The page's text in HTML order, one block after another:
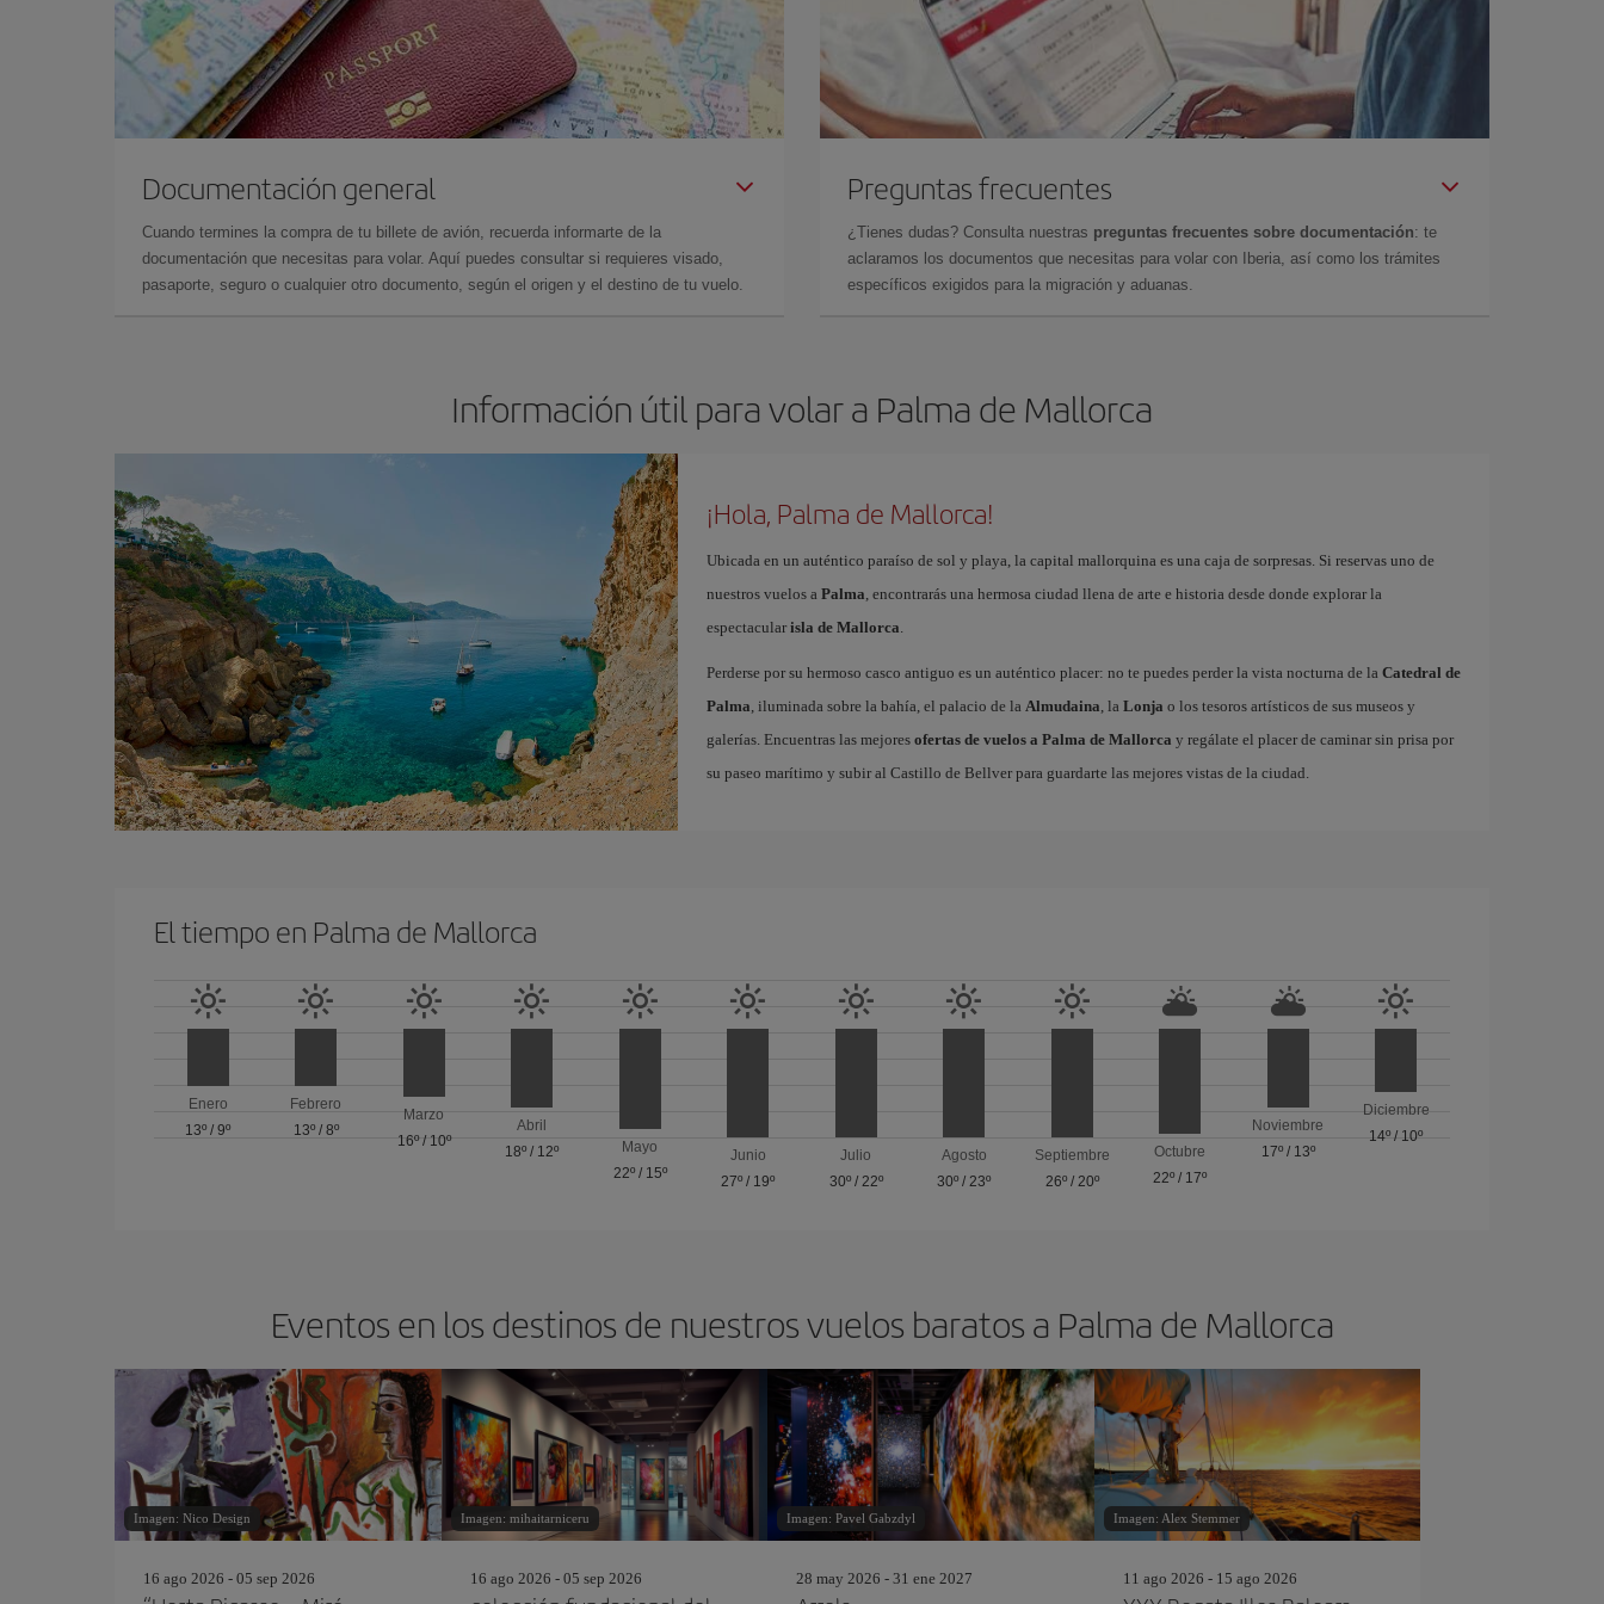
Documentación general
Cuando termines la compra de tu billete de avión, recuerda informarte de la
documentación que necesitas para volar. Aquí puedes consultar si requieres visado,
pasaporte, seguro o cualquier otro documento, según el origen y el destino de tu vuelo.
Preguntas frecuentes
¿Tienes dudas? Consulta nuestras preguntas frecuentes sobre documentación: te
aclaramos los documentos que necesitas para volar con Iberia, así como los trámites
específicos exigidos para la migración y aduanas.
Información útil para volar a Palma de Mallorca
¡Hola, Palma de Mallorca!
Ubicada en un auténtico paraíso de sol y playa, la capital mallorquina es una caja de sorpresas. Si reservas uno de
nuestros vuelos a Palma, encontrarás una hermosa ciudad llena de arte e historia desde donde explorar la
espectacular isla de Mallorca.
Perderse por su hermoso casco antiguo es un auténtico placer: no te puedes perder la vista nocturna de la Catedral de
Palma, iluminada sobre la bahía, el palacio de la Almudaina, la Lonja o los tesoros artísticos de sus museos y
galerías. Encuentras las mejores ofertas de vuelos a Palma de Mallorca y regálate el placer de caminar sin prisa por
su paseo marítimo y subir al Castillo de Bellver para guardarte las mejores vistas de la ciudad.
El tiempo en Palma de Mallorca
Enero
13º /9º
Febrero
13º/ 8º
Marzo
16º/ 10º
Abril
18º / 12º
Mayo
22º/ 15º
Junio
27º / 19º
Julio
30º/ 22º
Agosto
30º /23º
Septiembre
26º/ 20º
Octubre
22º / 17º
Noviembre
17º/ 13º
Diciembre
14º / 10º
Eventos en los destinos de nuestros vuelos baratos a Palma de Mallorca
Imagen: Nico Design
16 ago 2026 - 05 sep 2026
Imagen: mihaitarniceru
16 ago 2026 - 05 sep 2026
Imagen: Pavel Gabzdyl
28 may 2026 - 31 ene 2027
Imagen: Alex Stemmer
11 ago 2026 - 15 ago 2026